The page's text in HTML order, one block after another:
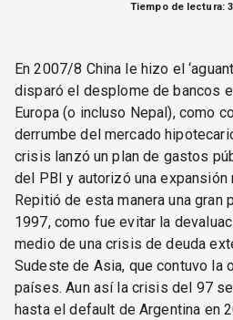
Tiempo de lectura:
En 2007/8 China le hizo el
disparó el desplome de bancos
Europa (o incluso Nepal), como
derrumbe del mercado
crisis lanzó un plan de gastos
del PBI y autorizó una expansión
Repitió de esta manera una gran
1997, como fue evitar la
medio de una crisis de deuda
Sudeste de Asia, que contuvo la
países. Aun así la crisis del 97
hasta el default de Argentina en